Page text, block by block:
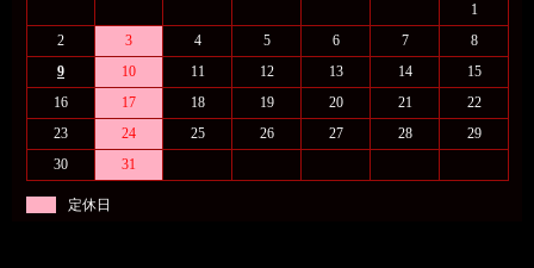
1
2
3 4 5 6 7
8
9
10 11 12 13 14
15
16
17 18 19 20 21
22
23
24 25 26 27 28
29
30
31
定休日